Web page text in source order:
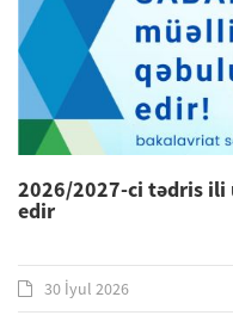
2026/2027-ci tədris ili
edir
30 İyul 2026